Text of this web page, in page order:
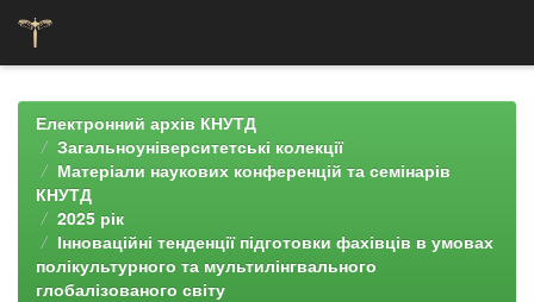
navigationЕлектронний архів КНУТД
Загальноуніверситетські колекції
Матеріали наукових конференцій та семінарів
КНУТД
2025 рік
Інноваційні тенденції підготовки фахівців в умовах
полікультурного та мультилінгвального
глобалізованого світу